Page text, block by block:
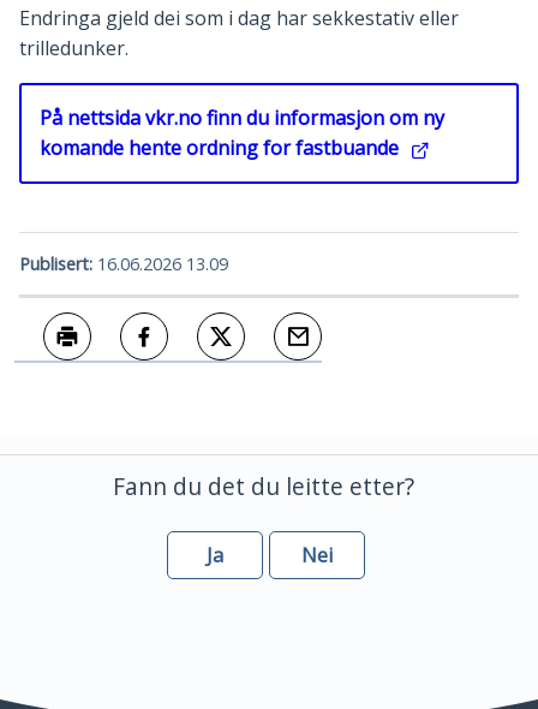
Endringa gjeld dei som i dag har sekkestativ eller
trilledunker.
På nettsida vkr.no finn du informasjon om ny
komande hente ordning for fastbuande
Publisert 16.06.2026 13.09
Fann du det du leitte etter?
Ja Nei